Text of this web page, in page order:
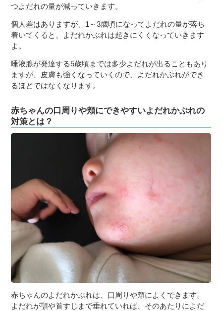
つよだれの量が減っていきます。
個人差はありますが、1～3歳頃になってよだれの量が落ち
着いてくると、よだれかぶれは起きにくくなっていきます
よ。
唾液腺が発達する5歳頃までは多少よだれが出ることもあり
ますが、皮膚も強くなっていくので、よだれかぶれができ
るほどではなくなります。
赤ちゃんの口周りや頬にできやすいよだれかぶれの
対策とは？
赤ちゃんのよだれかぶれは、口周りや頬によくできます。
よだれが顎や首すじまで垂れていれば、そのあたりによだ